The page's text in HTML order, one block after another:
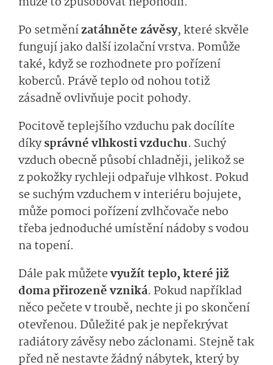
Po setměnízatáhněte závěsy, které skvěle
fungují jako další izolační vrstva. Pomůže
také, když se rozhodnete pro pořízení
koberců. Právě teplo od nohou totiž
zásadně ovlivňuje pocit pohody.
Pocitově teplejšího vzduchu pak docílíte
díkysprávné vlhkosti vzduchu. Suchý
vzduch obecně působí chladněji, jelikož se
z pokožky rychleji odpařuje vlhkost. Pokud
se suchým vzduchem v interiéru bojujete,
může pomoci pořízení zvlhčovače nebo
třeba jednoduché umístění nádoby s vodou
na topení.
Dále pak můžetevyužít teplo, které již
doma přirozeně vzniká. Pokud například
něco pečete v troubě, nechte ji po skončení
otevřenou. Důležité pak je nepřekrývat
radiátory závěsy nebo záclonami. Stejně tak
před ně nestavte žádný nábytek, který by